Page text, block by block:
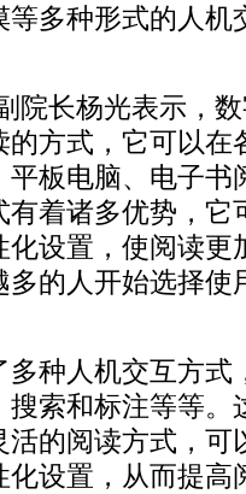
多种形式的人机
院长杨光表示，
方式，它可以在
板电脑、电子书
着诸多优势，它
设置，使阅读更
的人开始选择使
种人机交互方式
搜索和标注等等。
的阅读方式，可
设置，从而提高